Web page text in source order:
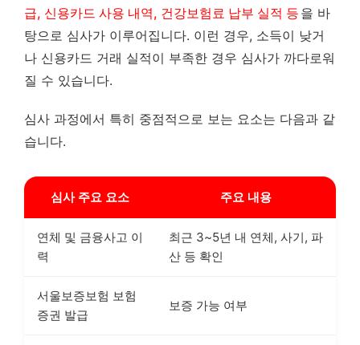
급, 신용카드 사용 내역, 건강보험료 납부 실적 등 을 바
탕으로 심사가 이루어집니다. 이런 경우, 소득이 낮거
나 신용카드 거래 실적이 부족한 경우 심사가 까다로워
질 수 있습니다.
심사 과정에서 특히 중점적으로 보는 요소는 다음과 같
습니다.
심사 주요 요소 주요 내용
연체 및 금융사고 이
력
최근 3~5년 내 연체, 사기, 파
산 등 확인
서울보증보험 보험
증권 발급
보증 가능 여부